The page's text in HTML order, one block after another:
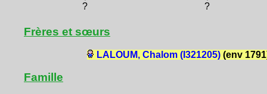
?
?
Frères et sœurs
LALOUM, Chalom (I321205)(env
Famille